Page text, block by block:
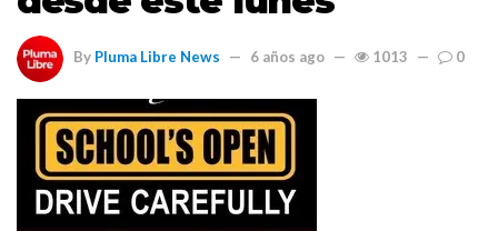
By Pluma Libre News 6 años ago 1013 0